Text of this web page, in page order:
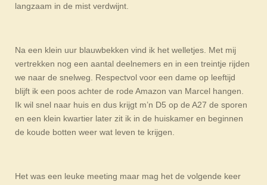
langzaam in de mist verdwijnt.
Na een klein uur blauwbekken vind ik het welletjes. Met mij
vertrekken nog een aantal deelnemers en in een treintje rijden
we naar de snelweg. Respectvol voor een dame op leeftijd
blijft ik een poos achter de rode Amazon van Marcel hangen.
Ik wil snel naar huis en dus krijgt m’n D5 op de A27 de sporen
en een klein kwartier later zit ik in de huiskamer en beginnen
de koude botten weer wat leven te krijgen.
Het was een leuke meeting maar mag het de volgende keer